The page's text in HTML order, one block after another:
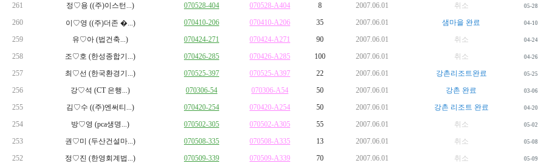
261 정♡용 ((주)이스턴...) 070528-404 070528-A404 8 2007.06.01 취소 05-28
260 이♡영 ((주)더존 �...) 070410-206 070410-A206 35 2007.06.01 샘마을 완료 04-10
259 유♡아 (법건축...) 070424-271 070424-A271 90 2007.06.01 취소 04-24
258 조♡호 (한성종합기...) 070426-285 070426-A285 100 2007.06.01 취소 04-26
257 최♡선 (한국환경기...) 070525-397 070525-A397 22 2007.06.01 강촌리조트완료 05-25
256 강♡석 (CT 은행...) 070306-54 070306-A54 50 2007.06.01 강촌 완료 03-06
255 김♡수 ((주)엔써티...) 070420-254 070420-A254 50 2007.06.01 강촌 리조트 완료 04-20
254 방♡영 (pca생명...) 070502-305 070502-A305 55 2007.06.01 취소 05-02
253 권♡미 (두산건설마...) 070508-335 070508-A335 13 2007.06.01 취소 05-08
252 정♡진 (한영회계법...) 070509-339 070509-A339 70 2007.06.01 취소 05-09